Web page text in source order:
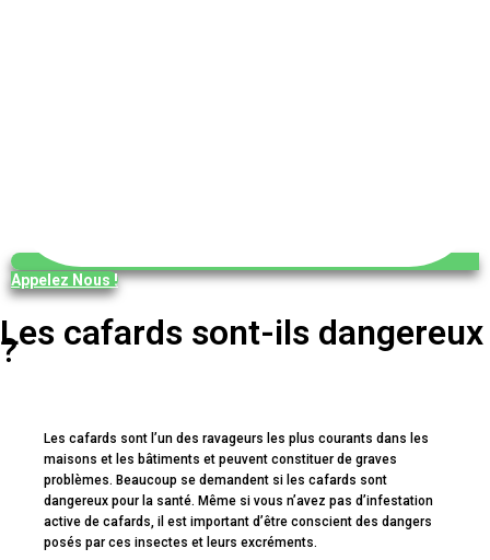
Appelez Nous !
Les cafards sont-ils dangereux
?
Les cafards sont l’un des ravageurs les plus courants dans les
maisons et les bâtiments et peuvent constituer de graves
problèmes. Beaucoup se demandent si les cafards sont
dangereux pour la santé. Même si vous n’avez pas d’infestation
active de cafards, il est important d’être conscient des dangers
posés par ces insectes et leurs excréments.